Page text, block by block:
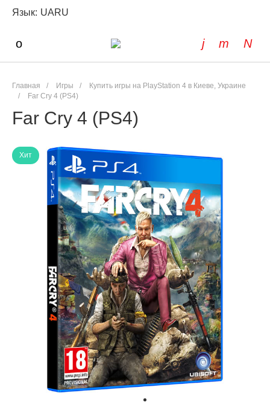
Язык: UARU
Главная / Игры /
Купить игры на PlayStation 4 в Киеве, Украине
/
Far Cry 4 (PS4)
Far Cry 4 (PS4)
Хит